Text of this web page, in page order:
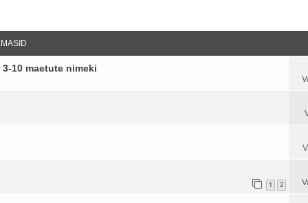
10 maetute nimeki
1 2